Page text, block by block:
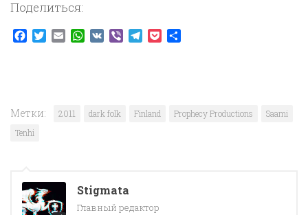
Поделиться:
Facebook
TwitterEmailWhatsApp
VK ViberTelegram
Pocket
Метки: 2011 dark folk Finland Prophecy Productions
Saami
Tenhi
Stigmata
Главный редактор